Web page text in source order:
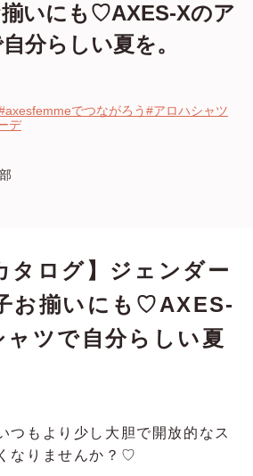
いにも♡AXES-Xのア
分らしい夏を。
でつながろう#アロハシャツ
デ
タログ】ジェンダー
お揃いにも♡AXES-
ツで自分らしい夏
つもより少し大胆で開放的なス
なりませんか？♡